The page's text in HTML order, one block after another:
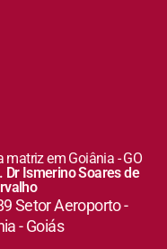
matriz em Goiânia - GO
Dr Ismerino Soares de
Setor Aeroporto -
- Goiás